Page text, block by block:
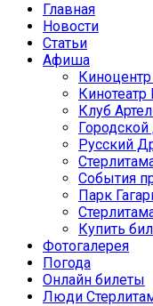
Главная
Новости
Статьи
Афиша
Клуб
Русский
События
Парк
Купить
Фотогалерея
Погода
Онлайн билеты
Люди